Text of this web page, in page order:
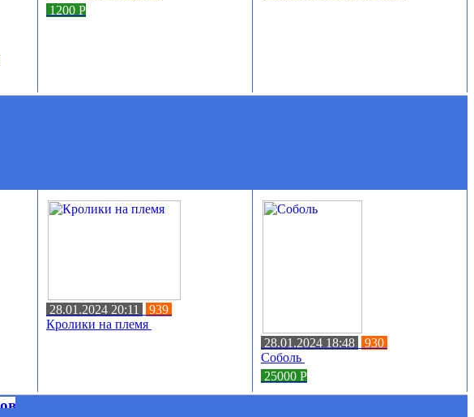
1200 Р
28.01.2024 20:11
939
Кролики на племя
28.01.2024 18:48
930
Соболь
25000 Р